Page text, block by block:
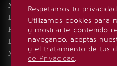
Respetamos tu privacidad
Utilizamos cookies para
y mostrarte contenido
navegando, aceptas
y el tratamiento de tus
de Privacidad.
Noticias
Eventos
Realeza
Estilo de vida
Minuto x Minuto